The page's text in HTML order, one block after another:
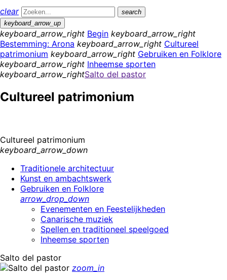
clear
search
keyboard_arrow_up
keyboard_arrow_right Begin keyboard_arrow_right
Bestemming: Arona keyboard_arrow_right Cultureel
patrimonium keyboard_arrow_right Gebruiken en Folklore
keyboard_arrow_right Inheemse sporten
keyboard_arrow_rightSalto del pastor
Cultureel patrimonium
Cultureel patrimonium
keyboard_arrow_down
Traditionele architectuur
Kunst en ambachtswerk
Gebruiken en Folklore
arrow_drop_down
Evenementen en Feestelijkheden
Canarische muziek
Spellen en traditioneel speelgoed
Inheemse sporten
Salto del pastor
zoom_in